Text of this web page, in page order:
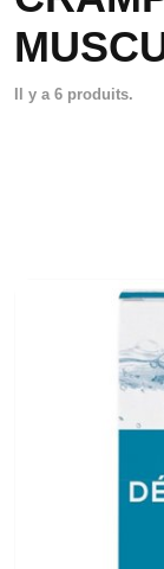
Il y a 6 produits.